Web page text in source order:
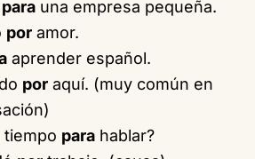
para una empresa pequeña.
por amor.
aprender español.
por aquí. (muy común en
tiempo para hablar?